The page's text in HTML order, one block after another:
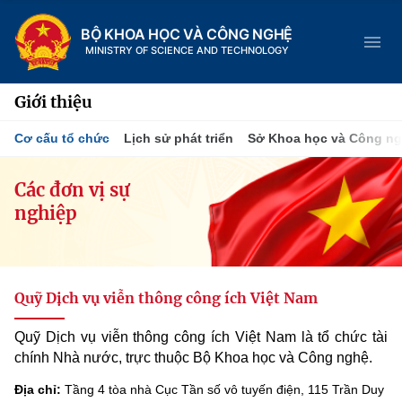
BỘ KHOA HỌC VÀ CÔNG NGHỆ
MINISTRY OF SCIENCE AND TECHNOLOGY
Trang chủ
Chức năng nhiệm vụ
Cơ cấu tổ chức
Lịch sử phát triển
Tin tức sự kiện
Khoa học và Công nghệ
Đổi mới sáng tạo
Dịch vụ công
Giới thiệu
Cơ cấu tổ chức Lịch sử phát triển Sở Khoa học và Công
Các đơn vị sự
nghiệp
Quỹ Dịch vụ viễn thông công ích Việt Nam
Quỹ Dịch vụ viễn thông công ích Việt Nam là tổ chức tài
chính Nhà nước, trực thuộc Bộ Khoa học và Công nghệ.
Địa chỉ: Tầng 4 tòa nhà Cục Tần số vô tuyến điện, 115 Trần Duy